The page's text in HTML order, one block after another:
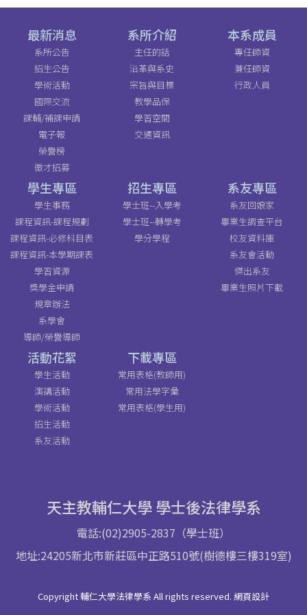
最新消息
系所公告
招生公告
學術活動
國際交流
課輔/補課申請
電子報
榮譽榜
徵才招募
系所介紹
主任的話
沿革與系史
宗旨與目標
教學品保
學習空間
交通資訊
本系成員
專任師資
兼任師資
行政人員
學生專區
學生事務
課程資訊-課程規劃
課程資訊-必修科目表
課程資訊-本學期課表
學習資源
獎學金申請
規章辦法
系學會
導師/榮譽導師
招生專區
學士班--入學考
學士班--轉學考
學分學程
系友專區
系友回娘家
畢業生調查平台
校友資料庫
系友會活動
傑出系友
畢業生照片下載
活動花絮
學生活動
演講活動
學術活動
招生活動
系友活動
下載專區
常用表格(教師用)
常用法學字彙
常用表格(學生用)
天主教輔仁大學 學士後法律學系
電話:(02)2905-2837（學士班）
地址:24205新北市新莊區中正路510號(樹德樓三樓319室)
Copyright 輔仁大學法律學系 All rights reserved. 網頁設計